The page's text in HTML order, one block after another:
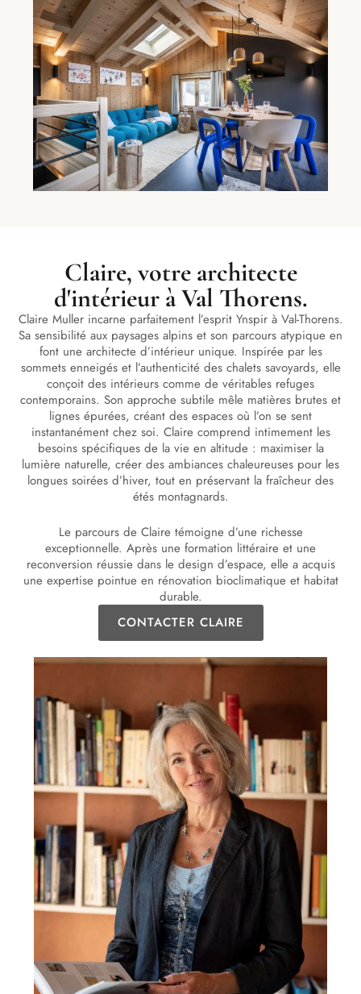
Claire, votre architecte
d'intérieur à Val Thorens.
Claire Muller incarne parfaitement l’esprit Ynspir à Val-Thorens.
Sa sensibilité aux paysages alpins et son parcours atypique en
font une architecte d’intérieur unique. Inspirée par les
sommets enneigés et l’authenticité des chalets savoyards, elle
conçoit des intérieurs comme de véritables refuges
contemporains. Son approche subtile mêle matières brutes et
lignes épurées, créant des espaces où l’on se sent
instantanément chez soi. Claire comprend intimement les
besoins spécifiques de la vie en altitude : maximiser la
lumière naturelle, créer des ambiances chaleureuses pour les
longues soirées d’hiver, tout en préservant la fraîcheur des
étés montagnards.
Le parcours de Claire témoigne d’une richesse
exceptionnelle. Après une formation littéraire et une
reconversion réussie dans le design d’espace, elle a acquis
une expertise pointue en rénovation bioclimatique et habitat
durable.
CONTACTER CLAIRE